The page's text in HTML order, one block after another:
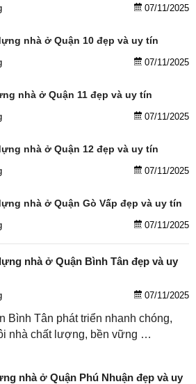
07/11/2025
nhà ở Quận 10 đẹp và uy tín
07/11/2025
nhà ở Quận 11 đẹp và uy tín
07/11/2025
nhà ở Quận 12 đẹp và uy tín
07/11/2025
nhà ở Quận Gò Vấp đẹp và uy tín
07/11/2025
nhà ở Quận Bình Tân đẹp và uy
07/11/2025
Bình Tân phát triển nhanh chóng,
nhà chất lượng, bền vững …
nhà ở Quận Phú Nhuận đẹp và uy